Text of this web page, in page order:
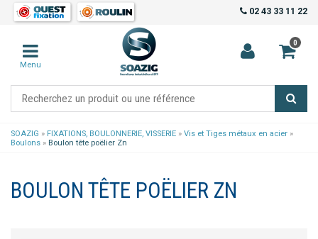
02 43 33 11 22
0
Menu
SOAZIG » FIXATIONS, BOULONNERIE, VISSERIE » Vis et Tiges métaux en acier »
Boulons » Boulon tête poëlier Zn
BOULON TÊTE POËLIER ZN